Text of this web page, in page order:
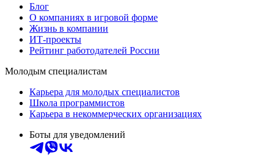
Блог
О компаниях в игровой форме
Жизнь в компании
ИТ-проекты
Рейтинг работодателей России
Молодым специалистам
Карьера для молодых специалистов
Школа программистов
Карьера в некоммерческих организациях
Боты для уведомлений